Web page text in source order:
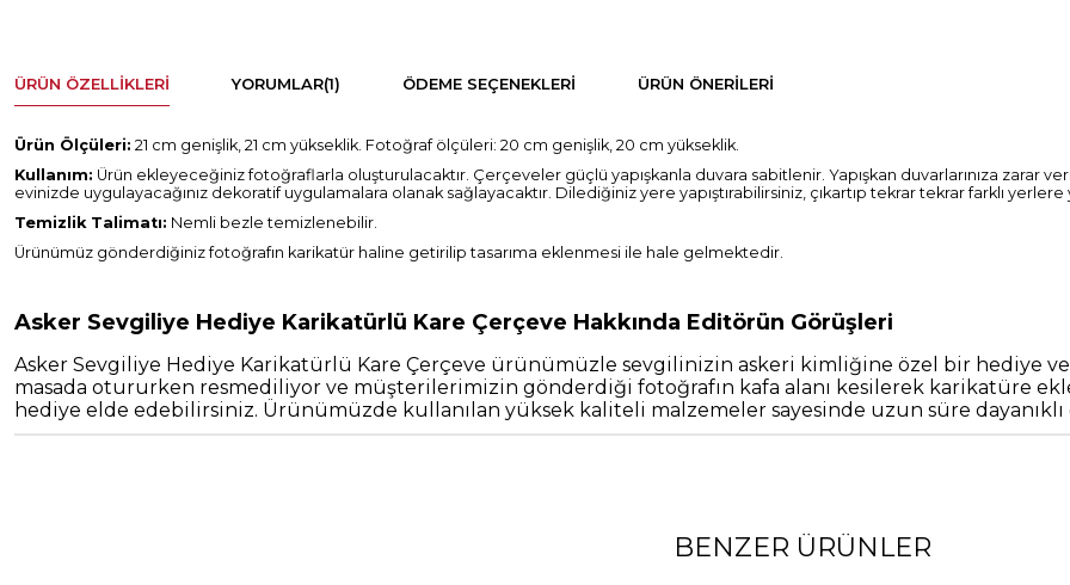
ÜRÜN ÖZELLIKLERI YORUMLAR(1) ÖDEME SEÇENEKLERI ÜRÜN ÖNERILERI
Ürün Ölçüleri: 21 cm genişlik, 21 cm yükseklik. Fotoğraf ölçüleri: 20 cm genişlik, 20 cm yükseklik.
Kullanım: Ürün ekleyeceğiniz fotoğraflarla oluşturulacaktır. Çerçeveler güçlü yapışkanla duvara sabitlenir. Yapışkan duvarlarınıza zarar
evinizde uygulayacağınız dekoratif uygulamalara olanak sağlayacaktır. Dilediğiniz yere yapıştırabilirsiniz, çıkartıp tekrar tekrar farklı yerlere
Temizlik Talimatı: Nemli bezle temizlenebilir.
Ürünümüz gönderdiğiniz fotoğrafın karikatür haline getirilip tasarıma eklenmesi ile hale gelmektedir.
Asker Sevgiliye Hediye Karikatürlü Kare Çerçeve Hakkında Editörün Görüşleri
Asker Sevgiliye Hediye Karikatürlü Kare Çerçeve ürünümüzle sevgilinizin askeri kimliğine özel bir hediye
masada otururken resmediliyor ve müşterilerimizin gönderdiği fotoğrafın kafa alanı kesilerek karikatüre
hediye elde edebilirsiniz. Ürünümüzde kullanılan yüksek kaliteli malzemeler sayesinde uzun süre dayanıklı
BENZER ÜRÜNLER